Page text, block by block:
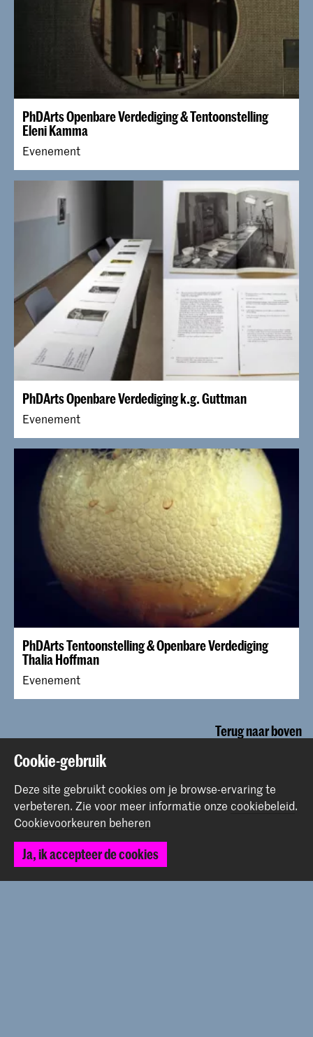
PhDArts Openbare Verdediging & Tentoonstelling
Eleni Kamma
Evenement
PhDArts Openbare Verdediging k.g. Guttman
Evenement
PhDArts Tentoonstelling & Openbare Verdediging
Thalia Hoffman
Evenement
Terug naar boven
Contact
Prinsessegracht 4
2514 AN Den Haag
+31 (0) 70 315 47 77
Cookie-gebruik
Deze site gebruikt cookies om je browse-ervaring te
verbeteren. Zie voor meer informatie onze cookiebeleid.
Cookievoorkeuren beheren
Ja, ik accepteer de cookies